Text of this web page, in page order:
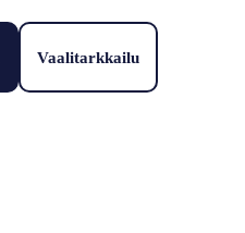
Vaalitarkkailu